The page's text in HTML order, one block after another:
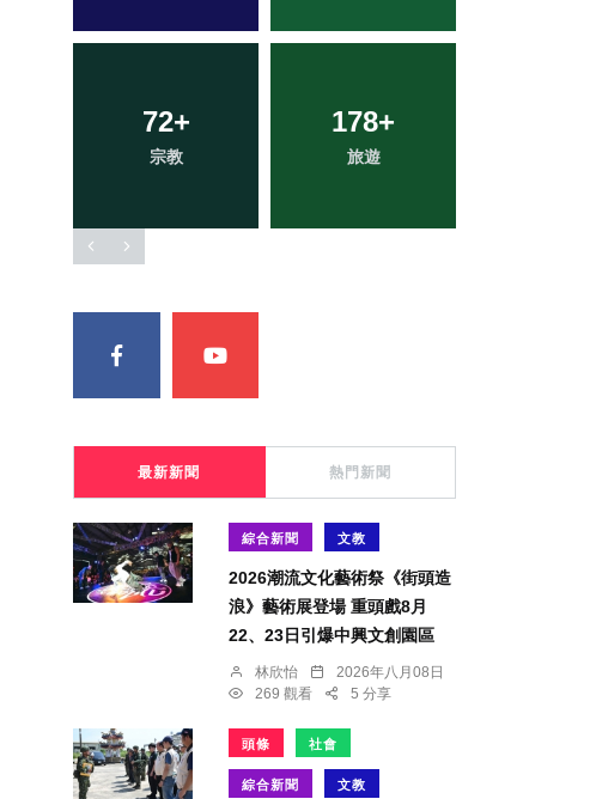
780+
綜合新聞
2+
大陸
最新新聞 熱門新聞
綜合新聞 文教
2026潮流文化藝術祭《街頭造
浪》藝術展登場 重頭戲8月
22、23日引爆中興文創園區
林欣怡
2026年八月08日
269 觀看
5 分享
頭條 社會
綜合新聞 文教